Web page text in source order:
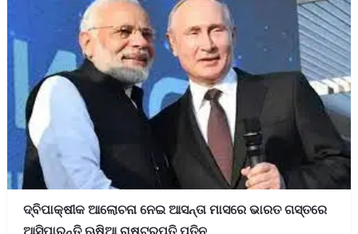
ଦ୍ବିପାକ୍ଷୀକ ଆଲୋଚନା ନେଇ ଆସନ୍ତା ମାସରେ ଭାରତ ଗସ୍ତରେ